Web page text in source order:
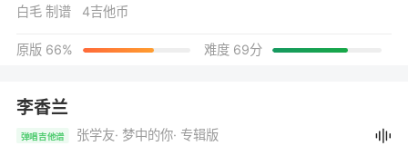
白毛 制谱 4吉他币
原版 66% 难度 69分
李香兰
弹唱吉他谱 张学友· 梦中的你· 专辑版